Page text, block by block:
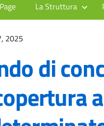
La Struttura
2025
di